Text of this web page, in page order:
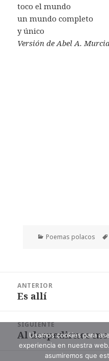
toco el mundo
un mundo completo
y único
Versión de Abel A.
Categorías
Poemas polacos
entradas
ANTERIOR
Entrada
Es allí
SIGUIENTE
Entrada
siguiente:
Al despedirnos
Usamos cookies para
experiencia en nuestra
asumiremos que